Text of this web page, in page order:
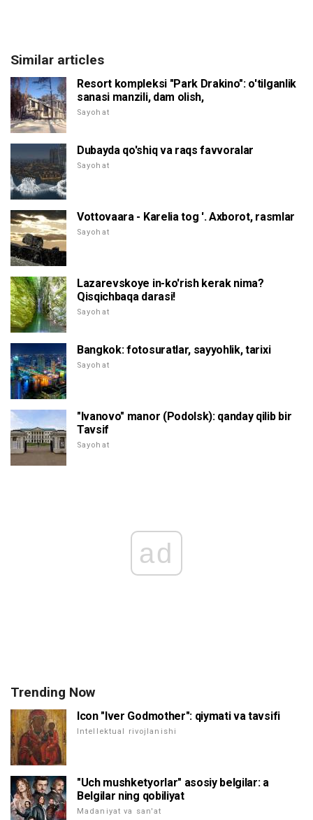
Similar articles
Resort kompleksi "Park Drakino": o'tilganlik
sanasi manzili, dam olish,
Sayohat
Dubayda qo'shiq va raqs favvoralar
Sayohat
Vottovaara - Karelia tog '. Axborot, rasmlar
Sayohat
Lazarevskoye in-ko'rish kerak nima?
Qisqichbaqa darasi!
Sayohat
Bangkok: fotosuratlar, sayyohlik, tarixi
Sayohat
"Ivanovo" manor (Podolsk): qanday qilib bir
Tavsif
Sayohat
ad
Trending Now
Icon "Iver Godmother": qiymati va tavsifi
Intellektual rivojlanishi
"Uch mushketyorlar" asosiy belgilar: a
Belgilar ning qobiliyat
Madaniyat va san'at